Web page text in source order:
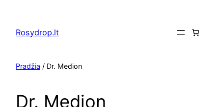
turinio
Rosydrop.lt
Pradžia / Dr. Medion
Dr. Medion